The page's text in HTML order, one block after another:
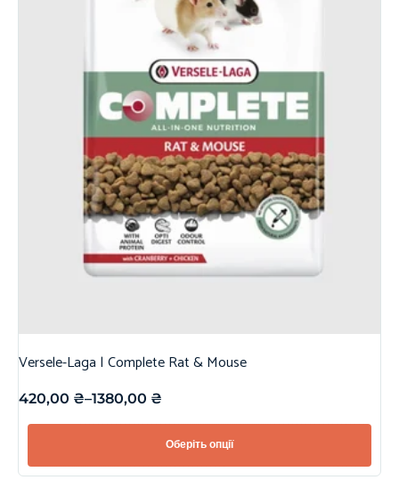
Versele-Laga | Complete Rat & Mouse
420,00 ₴–1380,00 ₴
Оберіть опції